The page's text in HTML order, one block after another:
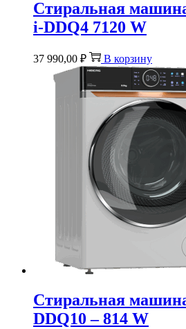
Стиральная
i-DDQ4 7120 W
37 990,00 ₽ В корзину
Стиральная
DDQ10 – 814 W